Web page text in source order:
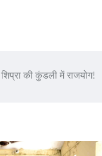
की कुंडली में राजयोग!